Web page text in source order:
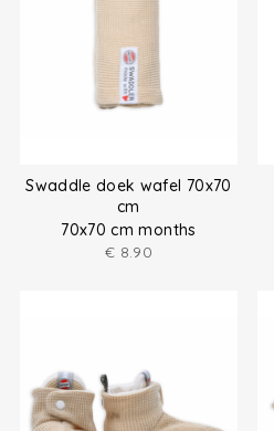
Swaddle doek wafel 70x70
cm
70x70 cm months
€ 8.90